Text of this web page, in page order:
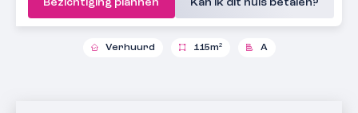
Bezichtiging plannen Kan ik dit huis betalen?
Verhuurd 115m² A